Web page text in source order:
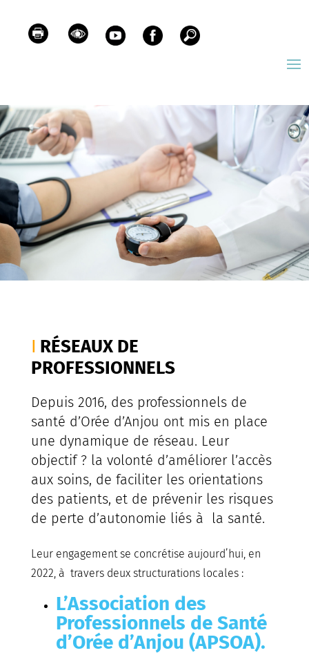
RÉSEAUX DE
PROFESSIONNELS
Depuis 2016, des professionnels de
santé d’Orée d’Anjou ont mis en place
une dynamique de réseau. Leur
objectif ? la volonté d’améliorer l’accès
aux soins, de faciliter les orientations
des patients, et de prévenir les risques
de perte d’autonomie liés à la santé.
Leur engagement se concrétise aujourd’hui, en
2022, à travers deux structurations locales :
L’Association des
Professionnels de Santé
d’Orée d’Anjou (APSOA).